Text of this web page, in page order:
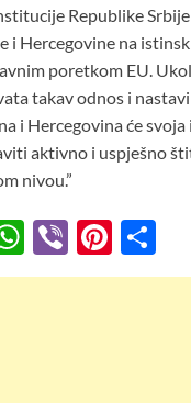
Republike
i Hercegovine na
poretkom EU.
takav odnos i
i Hercegovina će
aktivno i uspješno
nivou.”
W
h
Vi
b
Pi
nt h